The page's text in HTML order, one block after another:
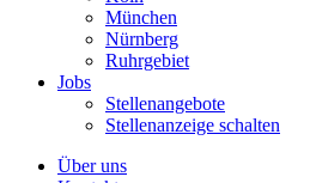
München
Nürnberg
Ruhrgebiet
Jobs
Stellenangebote
Stellenanzeige schalten
Über uns